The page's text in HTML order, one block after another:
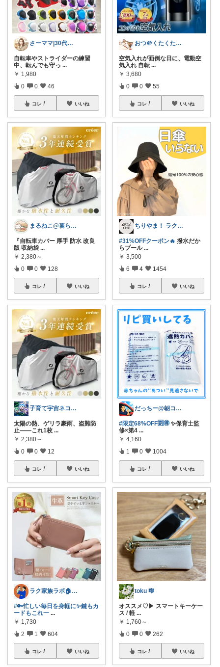
さーママ|30代小2女児ママ🎀
自転車やストライダーの練習
中、転んでも守っ ...
￥ 1,980
0 0 46
コレ いいね
まるねこ@暮らしと子育て🐈️🌸
『自転車カバー 厚手 防水 改良
版 収納袋 ...
￥ 2,380～
0 0 128
コレ いいね
子育て宇宙ネコ🐈育児日用品ROOM🏠
太陽の熱、ゲリラ豪雨、盗難防
止――これ1枚 ...
￥ 2,380～
0 0 12
コレ いいね
ラク家族ラボ🏠️30代子育てパパルーム
#🔑忙しい毎日を身軽に✨鍵もカ
ードもこれ一 ...
￥ 1,730
2 1 604
コレ いいね
おつ＠くたくたのゆる健康
空気入れが面倒な日に、電動空
気入れ 自転 ...
￥ 3,680
0 0 55
コレ いいね
ちりやま！ ラク×便利グッズ🫧
#31%OFFクーポン🔥 撥水だか
らプール ...
￥ 3,500
6 4 1454
コレ いいね
だっちー@朝コレ5時🚗カー用品探求家
#限定68%OFF🈹🉐 ✨保育士監
修×第4 ...
￥ 4,160
1 0 1004
コレ いいね
toku 🎼
オススメ♡▶︎ スマートキーケー
ス / 軽 ...
￥ 1,760～
0 0 262
コレ いいね